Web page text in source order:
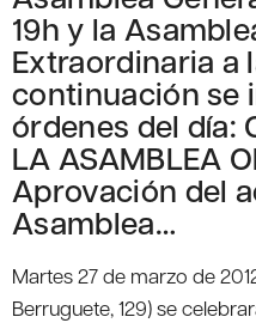
19h y la
Extraordinaria a
continuación se
órdenes del día:
LA ASAMBLEA
Aprovación del
Asamblea…
Martes 27 de marzo de
Berruguete, 129) se